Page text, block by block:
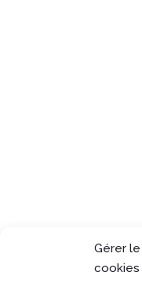
Gérer
cookies